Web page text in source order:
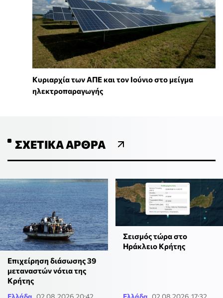
Κυριαρχία των ΑΠΕ και τον Ιούνιο στο μείγμα
ηλεκτροπαραγωγής
ΣΧΕΤΙΚΆ ΆΡΘΡΑ
Επιχείρηση διάσωσης 39
μεταναστών νότια της
Κρήτης
Ελλάδα 02.08.2026 20:42
Σεισμός τώρα στο
Ηράκλειο Κρήτης
Ελλάδα 02.08.2026 17:32